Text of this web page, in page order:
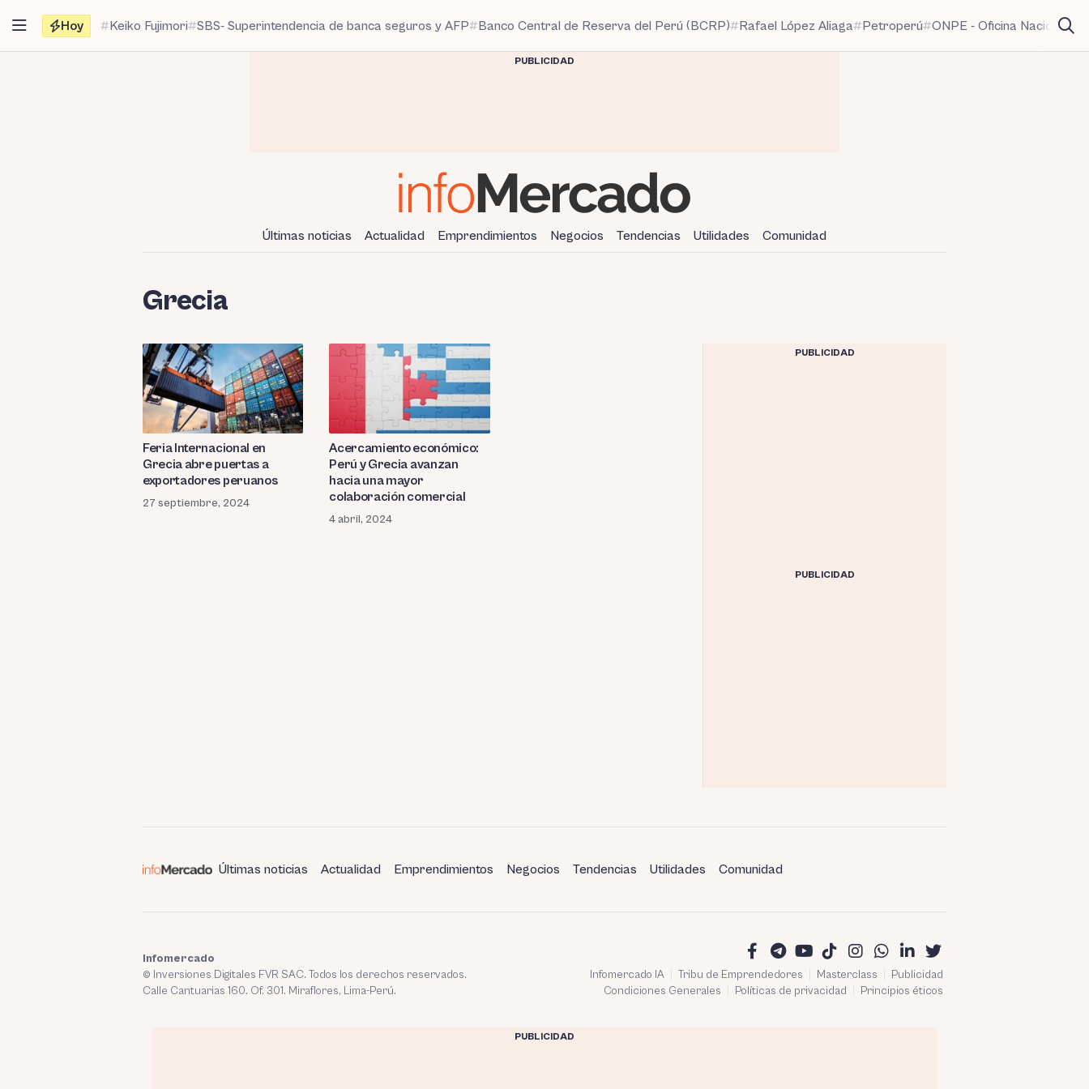
contenido
Hoy Keiko Fujimori SBS- Superintendencia de banca seguros y AFP Banco Central de Reserva del Perú (BCRP) Rafael López Aliaga Petroperú ONPE - Oficina Nacional
PUBLICIDAD
Últimas noticias Actualidad Emprendimientos Negocios Tendencias Utilidades Comunidad
Grecia
Feria Internacional en
Grecia abre puertas a
exportadores peruanos
27 septiembre, 2024
Acercamiento económico:
Perú y Grecia avanzan
hacia una mayor
colaboración comercial
4 abril, 2024
PUBLICIDAD
PUBLICIDAD
Últimas noticias Actualidad Emprendimientos Negocios Tendencias Utilidades Comunidad
Infomercado IA Tribu de Emprendedores Masterclass
Publicidad
Condiciones Generales
Políticas de privacidad Principios éticos
Infomercado
© Inversiones Digitales FVR SAC. Todos los derechos reservados.
Calle Cantuarias 160. Of. 301. Miraflores, Lima-Perú.
PUBLICIDAD